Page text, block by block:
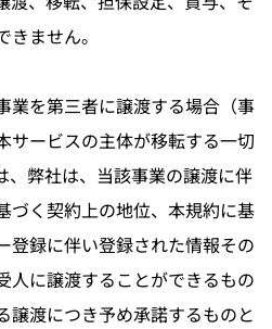
ません。
業を第三者に譲渡する場合（事
サービスの主体が移転する一切
、弊社は、当該事業の譲渡に伴
づく契約上の地位、本規約に基
登録に伴い登録された情報その
人に譲渡することができるもの
譲渡につき予め承諾するものと